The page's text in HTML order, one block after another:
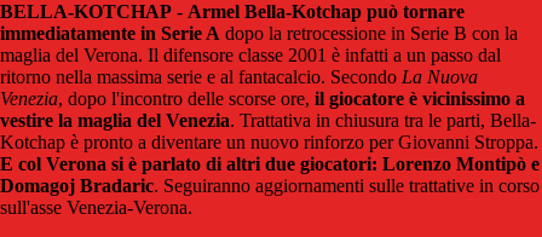
BELLA-KOTCHAP - Armel Bella-Kotchap può tornare
immediatamente in Serie A dopo la retrocessione in Serie B con la
maglia del Verona. Il difensore classe 2001 è infatti a un passo dal
ritorno nella massima serie e al fantacalcio. Secondo La Nuova
Venezia, dopo l'incontro delle scorse ore, il giocatore è vicinissimo a
vestire la maglia del Venezia. Trattativa in chiusura tra le parti, Bella-
Kotchap è pronto a diventare un nuovo rinforzo per Giovanni Stroppa.
E col Verona si è parlato di altri due giocatori: Lorenzo Montipò e
Domagoj Bradaric. Seguiranno aggiornamenti sulle trattative in corso
sull'asse Venezia-Verona.